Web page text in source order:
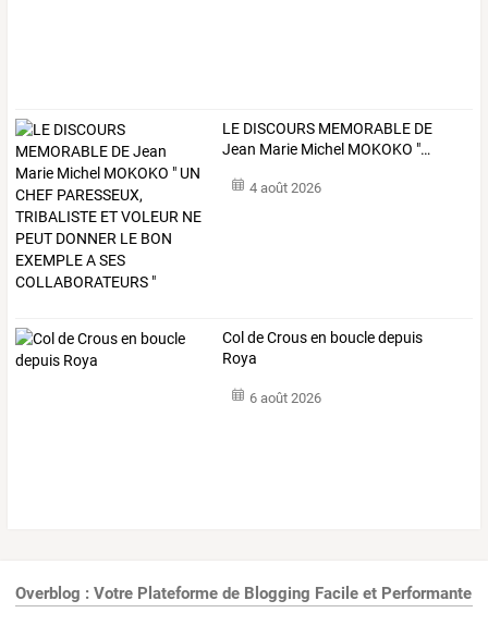
LE DISCOURS MEMORABLE DE
Jean Marie Michel MOKOKO "…
4 août 2026
Col de Crous en boucle depuis
Roya
6 août 2026
Overblog : Votre Plateforme de Blogging Facile et Performante